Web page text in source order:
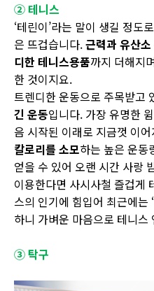
② 테니스
‘테린이’라는 말이 생길 정도로
은 뜨겁습니다.근력과 유산
디한 테니스용품까지 더해지
한 것이지요.
트렌디한 운동으로 주목받고
긴 운동입니다. 가장 유명한
음 시작된 이래로 지금껏 이
칼로리를 소모하는 높은 운동
얻을 수 있어 오랜 시간 사랑
이용한다면 사시사철 즐겁게
스의 인기에 힘입어 최근에는 ‘
하니 가벼운 마음으로 테니스
③ 탁구